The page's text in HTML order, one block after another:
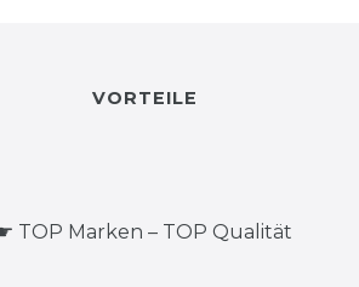
VORTEILE
TOP Marken – TOP Qualität